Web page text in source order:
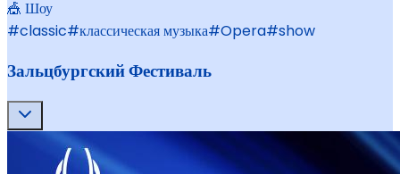
🎪 Шоу
#classic#классическая музыка#Opera#show
Зальцбургский Фестиваль